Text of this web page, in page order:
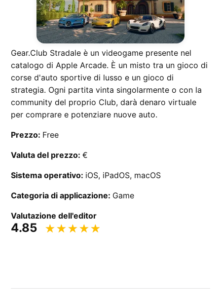
Gear.Club Stradale è un videogame presente nel
catalogo di Apple Arcade. È un misto tra un gioco di
corse d'auto sportive di lusso e un gioco di
strategia. Ogni partita vinta singolarmente o con la
community del proprio Club, darà denaro virtuale
per comprare e potenziare nuove auto.
Prezzo: Free
Valuta del prezzo:€
Sistema operativo: iOS, iPadOS, macOS
Categoria di applicazione: Game
Valutazione dell'editor
4.85